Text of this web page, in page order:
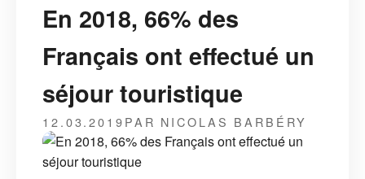
En 2018, 66% des
Français ont effectué un
séjour touristique
12.03.2019PAR NICOLAS BARBÉRY